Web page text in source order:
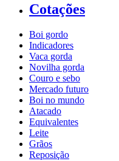
Cotações
Boi gordo
Indicadores
Vaca gorda
Novilha gorda
Couro e sebo
Mercado futuro
Boi no mundo
Atacado
Equivalentes
Leite
Grãos
Reposição